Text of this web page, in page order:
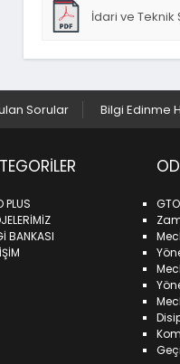
İdari ve Teknik
Sorular Bilgi Edinme
PLUS
BANKASI